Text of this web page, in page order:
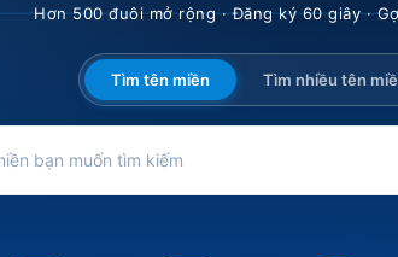
Hơn 500 đuôi mở rộng · Đăng ký 60 giây ·
Tìm tên miền Tìm nhiều tên